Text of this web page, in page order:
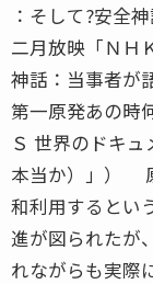
：そして?安全
二月放映「ＮＨ
神話：当事者が
第一原発あの時
Ｓ 世界のドキ
本当か）」）
和利用するとい
進が図られたが
れながらも実際